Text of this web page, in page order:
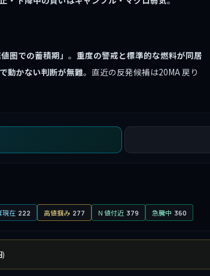
値圏での蓄積期」 。 重度の警戒と標準的な燃料が同居
動かない判断が無難。直近の反発候補は20MA 戻り
現在 222 高値掴み 277 N 値付近 379 急騰中 360
)